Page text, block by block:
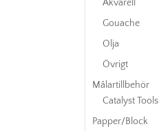
Akvarell
Gouache
Olja
Övrigt
Målartillbehör
Catalyst Tools
Papper/Block